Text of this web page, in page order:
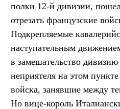
полки 12-й дивизии,
отрезать французские
Подкрепляемые
наступательным
в замешательство
неприятеля на этом
войска, занявшие между
Но вице-король